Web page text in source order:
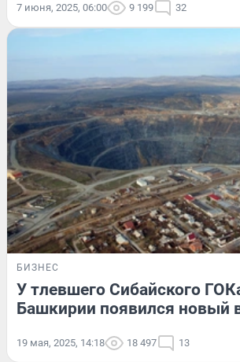
7 июня, 2025, 06:00 9 199 32
БИЗНЕС
У тлевшего Сибайского
Башкирии появился новый
19 мая, 2025, 14:18 18 497 13